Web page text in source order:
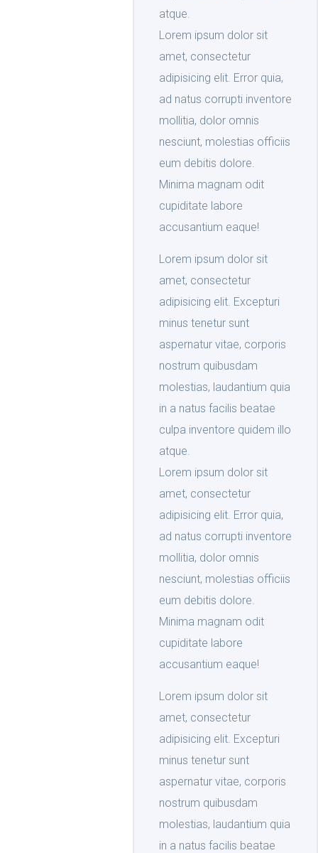
atque.
Lorem ipsum dolor sit
amet, consectetur
adipisicing elit. Error quia,
ad natus corrupti inventore
mollitia, dolor omnis
nesciunt, molestias officiis
eum debitis dolore.
Minima magnam odit
cupiditate labore
accusantium eaque!
Lorem ipsum dolor sit
amet, consectetur
adipisicing elit. Excepturi
minus tenetur sunt
aspernatur vitae, corporis
nostrum quibusdam
molestias, laudantium quia
in a natus facilis beatae
culpa inventore quidem illo
atque.
Lorem ipsum dolor sit
amet, consectetur
adipisicing elit. Error quia,
ad natus corrupti inventore
mollitia, dolor omnis
nesciunt, molestias officiis
eum debitis dolore.
Minima magnam odit
cupiditate labore
accusantium eaque!
Lorem ipsum dolor sit
amet, consectetur
adipisicing elit. Excepturi
minus tenetur sunt
aspernatur vitae, corporis
nostrum quibusdam
molestias, laudantium quia
in a natus facilis beatae